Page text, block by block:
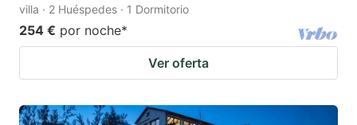
villa · 2 Huéspedes · 1 Dormitorio
254 € por noche*
Ver oferta